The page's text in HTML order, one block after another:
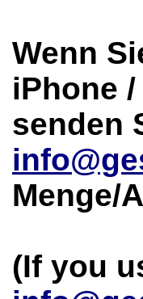
Wenn
iPhone
senden
Menge/
(If you